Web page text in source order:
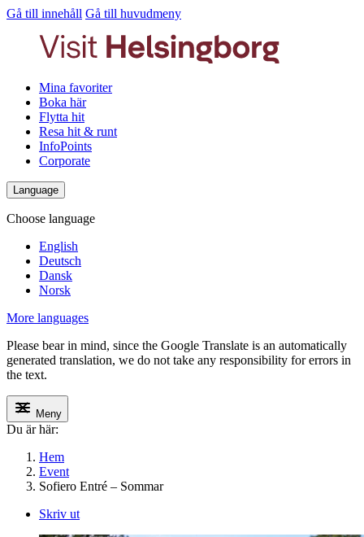
Gå till innehåll Gå till huvudmeny
Mina favoriter
Boka här
Flytta hit
Resa hit & runt
InfoPoints
Corporate
Language
Choose language
English
Deutsch
Dansk
Norsk
More languages
Please bear in mind, since the Google Translate is an automatically
generated translation, we do not take any responsibility for errors in
the text.
Meny
Du är här:
Hem
Event
Sofiero Entré – Sommar
Skriv ut